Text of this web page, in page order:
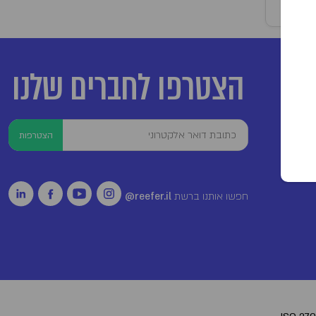
הצטרפו לחברים שלנו
הצטרפות
חפשו אותנו ברשת reefer.il@